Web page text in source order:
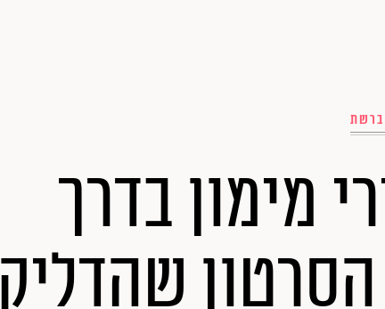
מימון בדרך
שהדליק